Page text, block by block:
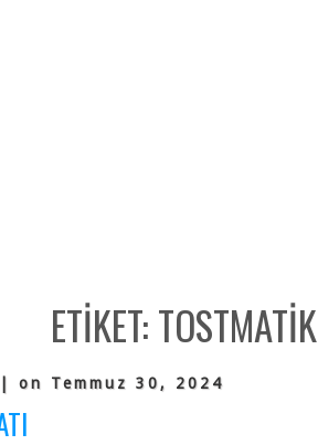
ETIKET:TOSTMATIK
| on Temmuz 30, 2024